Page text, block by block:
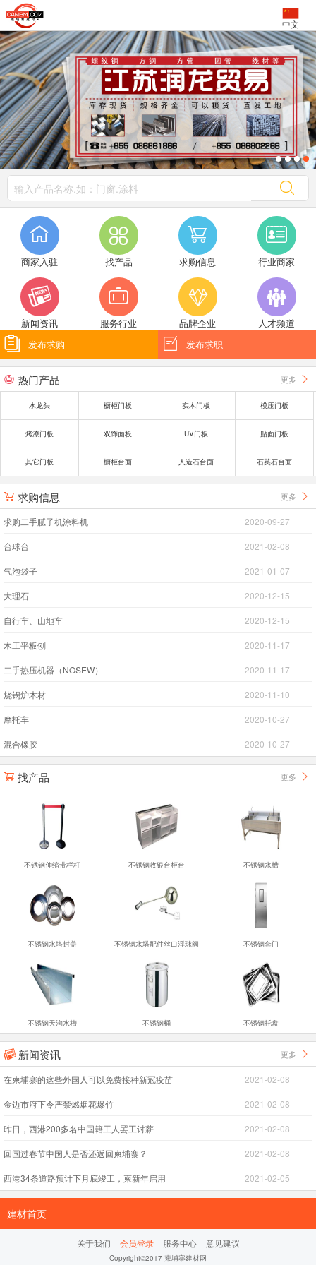
中文

商家入驻

找产品

求购信息

行业商家

新闻资讯

服务行业

品牌企业

人才频道
 发布求购  发布求职
 热门产品 更多 
水龙头 橱柜门板 实木门板 模压门板
烤漆门板 双饰面板 UV门板 贴面门板
其它门板 橱柜台面 人造石台面 石英石台面
 求购信息 更多 
求购二手腻子机涂料机 2020-09-27
台球台 2021-02-08
气泡袋子 2021-01-07
大理石 2020-12-15
自行车、山地车 2020-12-15
木工平板刨 2020-11-17
二手热压机器（NOSEW） 2020-11-17
烧锅炉木材 2020-11-10
摩托车 2020-10-27
混合橡胶 2020-10-27
 找产品 更多 
不锈钢伸缩带栏杆 不锈钢收银台柜台 不锈钢水槽
不锈钢水塔封盖 不锈钢水塔配件丝口浮球阀 不锈钢套门
不锈钢天沟水槽 不锈钢桶 不锈钢托盘
 新闻资讯 更多 
在柬埔寨的这些外国人可以免费接种新冠疫苗 2021-02-08
金边市府下令严禁燃烟花爆竹 2021-02-08
昨日，西港200多名中国籍工人罢工讨薪 2021-02-08
回国过春节中国人是否还返回柬埔寨？ 2021-02-08
西港34条道路预计下月底竣工，柬新年启用 2021-02-05
建材首页
关于我们 会员登录 服务中心 意见建议
Copyright©2017 柬埔寨建材网